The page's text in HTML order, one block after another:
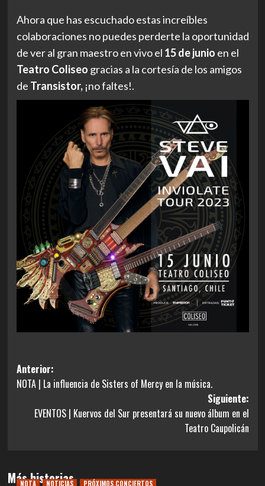
Ahora que has escuchado estas increíbles
colaboraciones no puedes perderte la oportunidad
de ver al gran maestro en vivo el 15 de junio en el
Teatro Coliseo gracias a la cortesía de los amigos
de Transistor, ¡no faltes!.
Navegación
de
entradas
Anterior:
NOTA | La influencia de Sisters of Mercy en la música.
Siguiente:
EVENTOS | Kuervos del Sur presentará su nuevo álbum en el
Teatro Caupolicán
Más historias
NOTA NOTICIAS PRÓXIMOS CONCIERTOS